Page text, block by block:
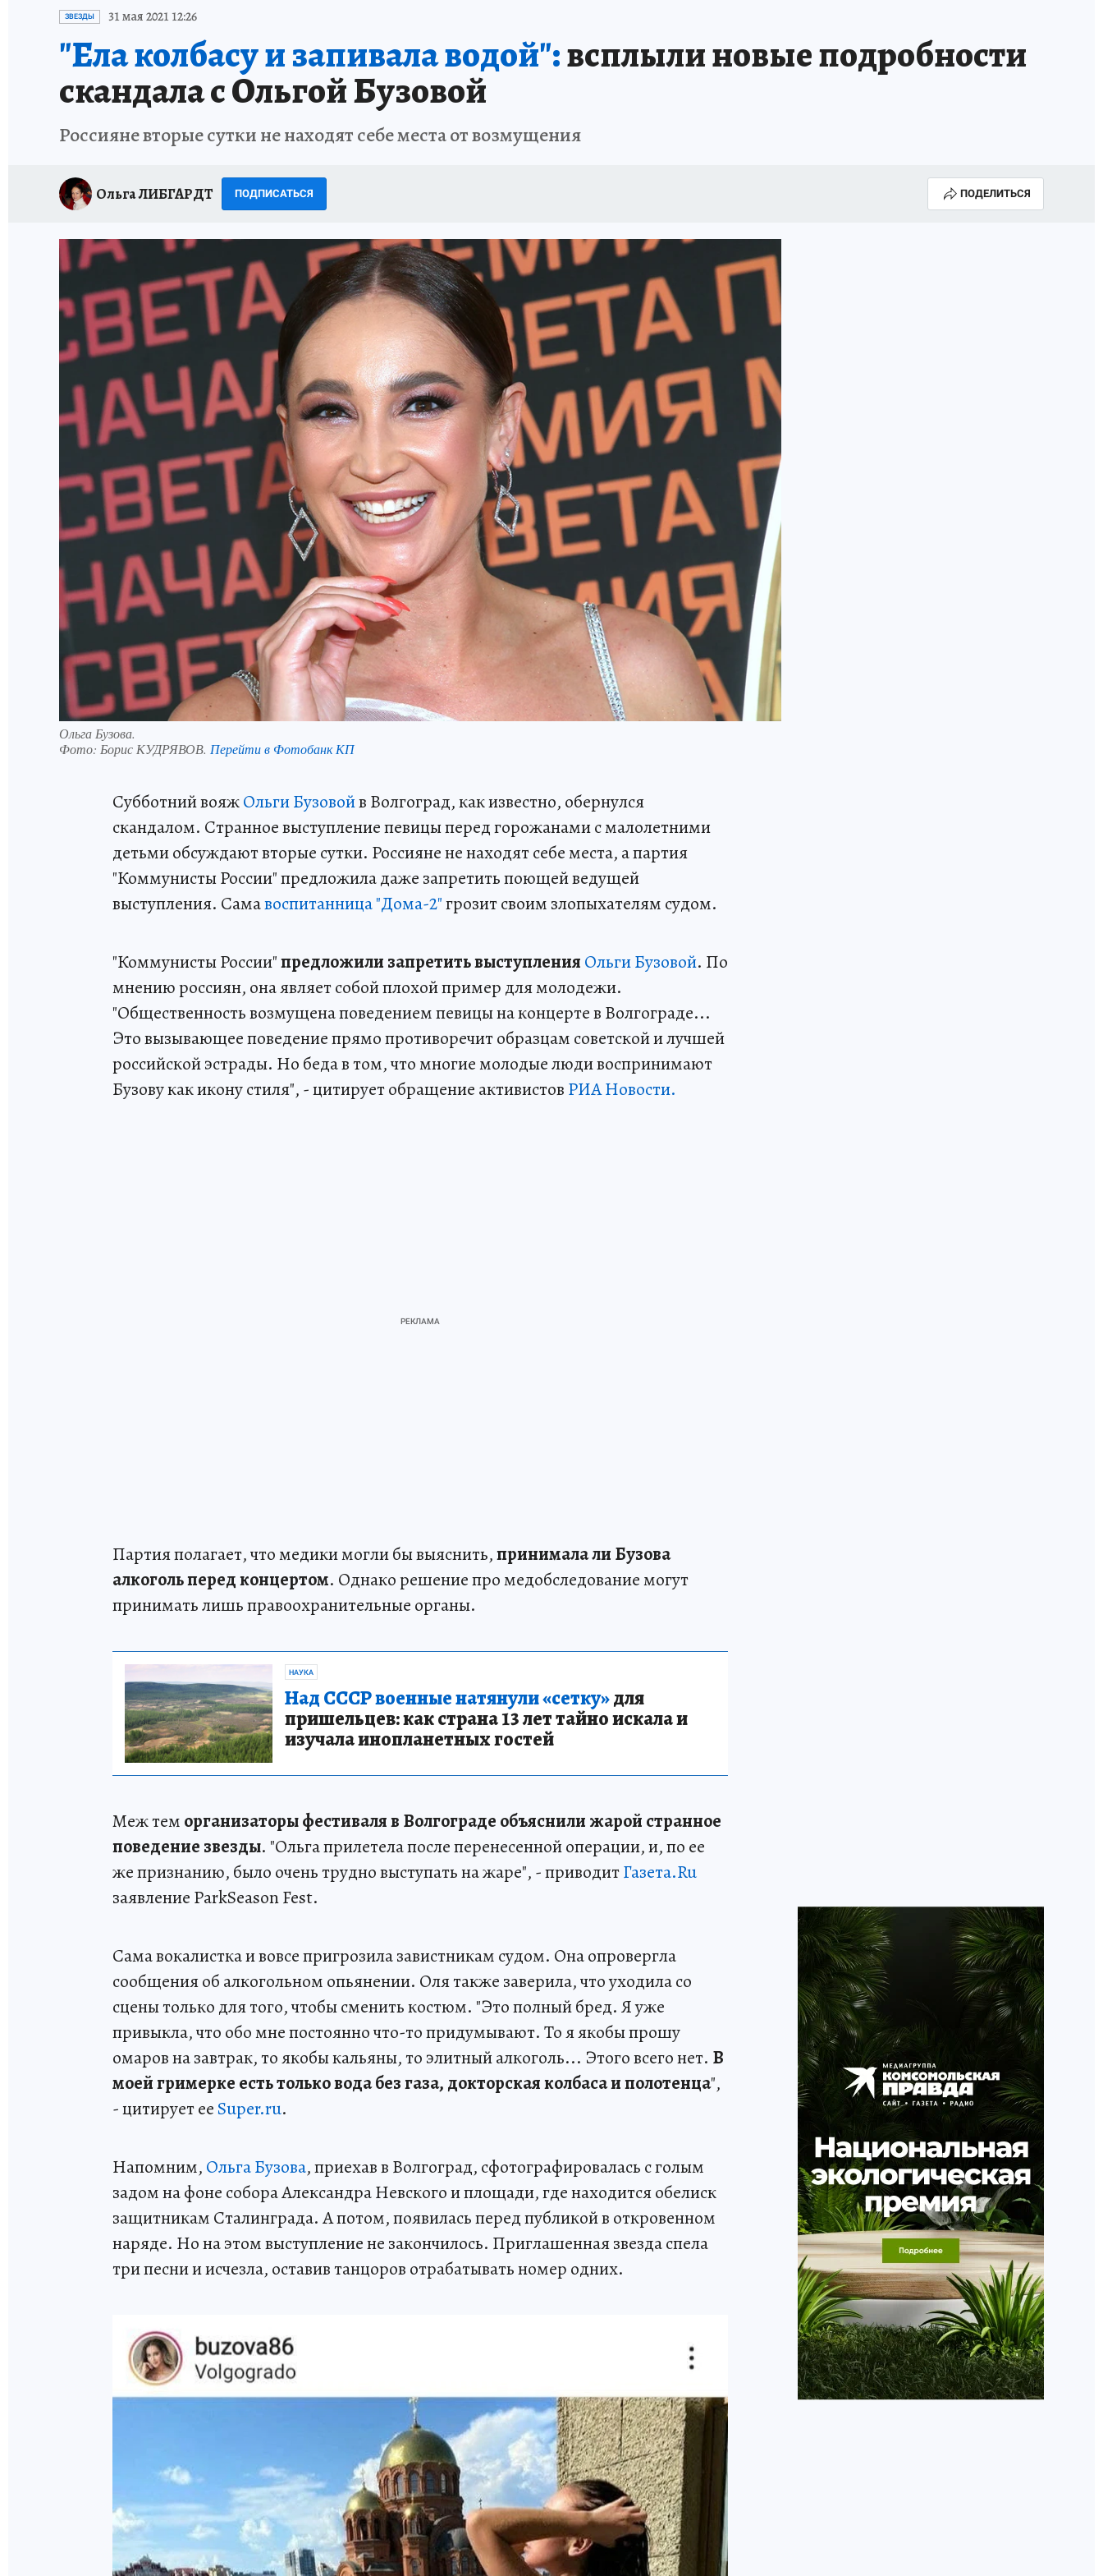
ИСПЫТАНО НА СЕБЕ
ЗВЕЗДЫ 31 мая 2021 12:26
"Ела колбасу и запивала водой":всплыли новые подробности
скандала с Ольгой Бузовой
Россияне вторые сутки не находят себе места от возмущения
Ольга ЛИБГАРДТ ПОДПИСАТЬСЯ ПОДЕЛИТЬСЯ
Ольга Бузова.
Фото: Борис КУДРЯВОВ. Перейти в Фотобанк КП
Субботний вояжОльги Бузовойв Волгоград, как известно, обернулся
скандалом. Странное выступление певицы перед горожанами с малолетними
детьми обсуждают вторые сутки. Россияне не находят себе места, а партия
"Коммунисты России" предложила даже запретить поющей ведущей
выступления. Самавоспитанница "Дома-2"грозит своим злопыхателям судом.
"Коммунисты России"предложили запретить выступления Ольги Бузовой. По
мнению россиян, она являет собой плохой пример для молодежи.
"Общественность возмущена поведением певицы на концерте в Волгограде...
Это вызывающее поведение прямо противоречит образцам советской и лучшей
российской эстрады. Но беда в том, что многие молодые люди воспринимают
Бузову как икону стиля", - цитирует обращение активистов РИА Новости.
Партия полагает, что медики могли бы выяснить,принимала ли Бузова
алкоголь перед концертом. Однако решение про медобследование могут
принимать лишь правоохранительные органы.
НАУКА
Над СССР военные натянули «сетку»для
пришельцев: как страна 13 лет тайно искала и
изучала инопланетных гостей
Меж тем организаторы фестиваля в Волгограде объяснили жарой странное
поведение звезды. "Ольга прилетела после перенесенной операции, и, по ее
же признанию, было очень трудно выступать на жаре", - приводитГазета.Ru
заявление ParkSeason Fest.
Сама вокалистка и вовсе пригрозила завистникам судом. Она опровергла
сообщения об алкогольном опьянении. Оля также заверила, что уходила со
сцены только для того, чтобы сменить костюм. "Это полный бред. Я уже
привыкла, что обо мне постоянно что-то придумывают. То я якобы прошу
омаров на завтрак, то якобы кальяны, то элитный алкоголь... Этого всего нет. В
моей гримерке есть только вода без газа, докторская колбаса и полотенца",
- цитирует ееSuper.ru.
Напомним, Ольга Бузова, приехав в Волгоград, сфотографировалась с голым
задом на фоне собора Александра Невского и площади, где находится обелиск
защитникам Сталинграда. А потом, появилась перед публикой в откровенном
наряде. Но на этом выступление не закончилось. Приглашенная звезда спела
три песни и исчезла, оставив танцоров отрабатывать номер одних.